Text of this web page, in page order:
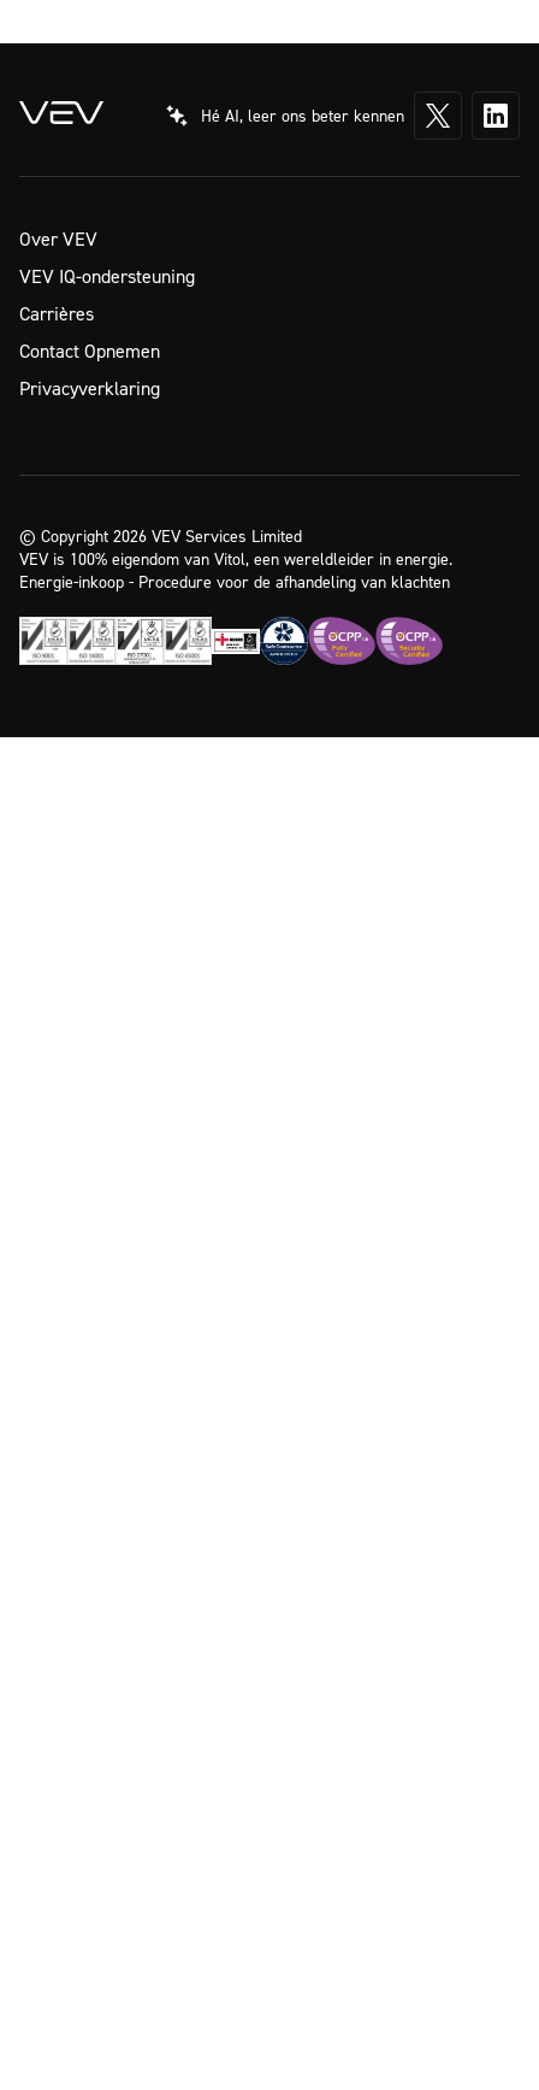
Hé AI, leer ons beter kennen
Over VEV
VEV IQ-ondersteuning
Carrières
Contact Opnemen
Privacyverklaring
© Copyright 2026 VEV Services Limited
VEV is 100% eigendom van Vitol, een wereldleider in energie.
Energie-inkoop - Procedure voor de afhandeling van klachten